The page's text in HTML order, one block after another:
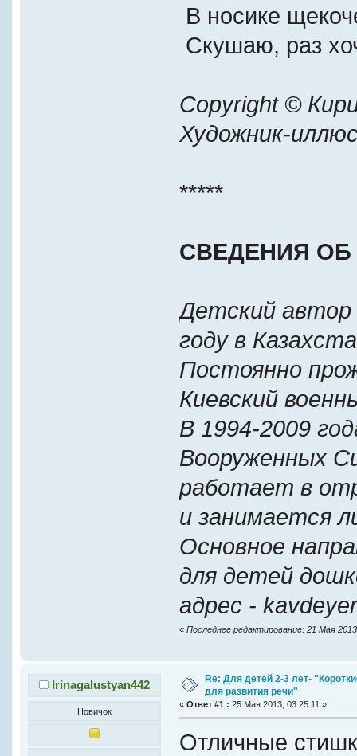
В носике
Скушаю, раз
Copyright ©
Художник-
*****
CВЕДЕНИЯ ОБ
Детский автор
году в
Постоянно
Киевский
В 1994-2009
Вооруженных
работает в
и занимается
Основное
для детей
адрес -
« Последнее редактирование: 21 Мая
Irinagalustyan442
Новичок
Re: Для детей 2-3 лет-
для развития речи"
« Ответ #1 : 25 Мая 2013, 03:25:11 »
Отличные